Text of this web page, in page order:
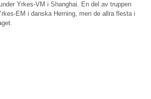
Yrkes-VM i Shanghai. En del av truppen
EM i danska Herning, men de allra flesta i